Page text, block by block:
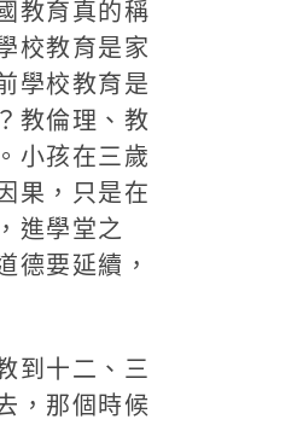
教育真的稱
校教育是家
學校教育是
教倫理、教
小孩在三歲
果，只是在
進學堂之
德要延續，
十二、三
，那個時候